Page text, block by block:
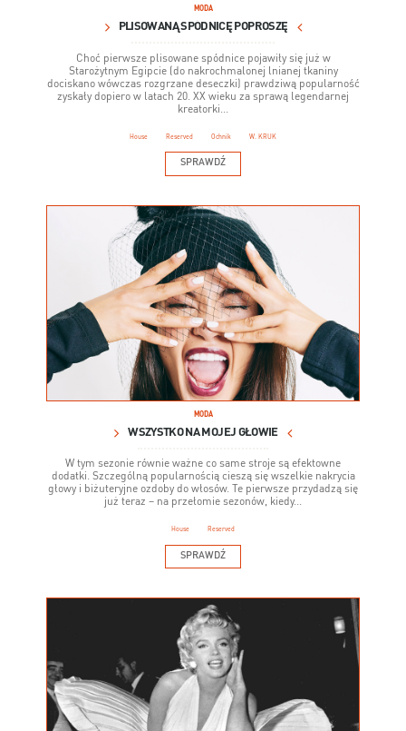
MODA
PLISOWANĄ SPÓDNICĘ POPROSZĘ
Choć pierwsze plisowane spódnice pojawiły się już w
Starożytnym Egipcie (do nakrochmalonej lnianej tkaniny
dociskano wówczas rozgrzane deseczki) prawdziwą popularność
zyskały dopiero w latach 20. XX wieku za sprawą legendarnej
kreatorki...
House Reserved Ochnik W. KRUK
SPRAWDŹ
MODA
WSZYSTKO NA MOJEJ GŁOWIE
W tym sezonie równie ważne co same stroje są efektowne
dodatki. Szczególną popularnością cieszą się wszelkie nakrycia
głowy i biżuteryjne ozdoby do włosów. Te pierwsze przydadzą się
już teraz – na przełomie sezonów, kiedy...
House Reserved
SPRAWDŹ